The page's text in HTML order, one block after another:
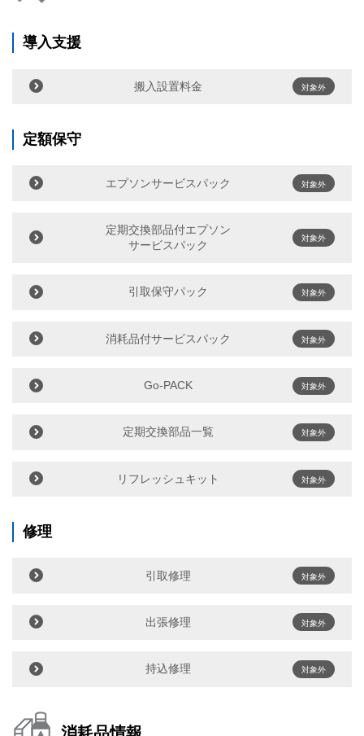
導入支援
搬入設置料金 対象外
定額保守
エプソンサービスパック 対象外
定期交換部品付エプソン
サービスパック
対象外
引取保守パック 対象外
消耗品付サービスパック 対象外
Go-PACK 対象外
定期交換部品一覧 対象外
リフレッシュキット 対象外
修理
引取修理 対象外
出張修理 対象外
持込修理 対象外